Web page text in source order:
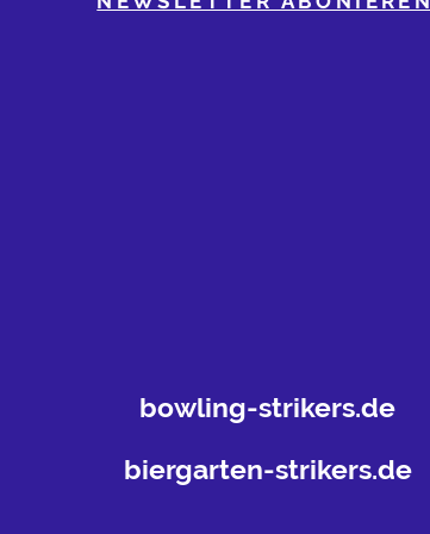
bowling-strikers.de
biergarten-strikers.de